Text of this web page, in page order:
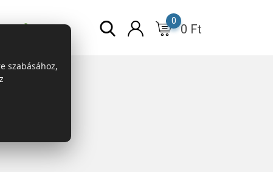
ESG 0 Ft
0
szabásához,